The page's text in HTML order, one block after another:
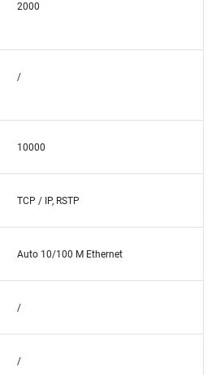
2000
/
10000
TCP / IP, RSTP
Auto 10/100 M Ethernet
/
/